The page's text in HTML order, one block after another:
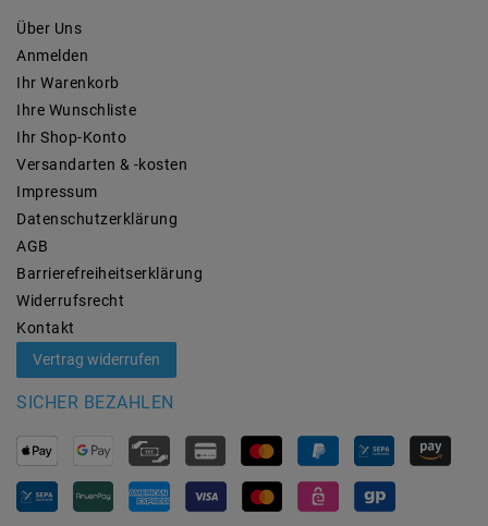
Über Uns
Anmelden
Ihr Warenkorb
Ihre Wunschliste
Ihr Shop-Konto
Versandarten & -kosten
Impressum
Daten­schutz­erklärung
AGB
Barrierefreiheitserklärung
Widerrufs­recht
Kontakt
Vertrag widerrufen
SICHER BEZAHLEN